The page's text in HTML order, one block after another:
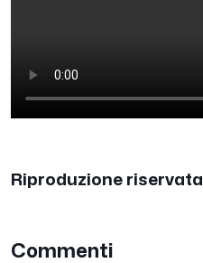
Riproduzione riservata
Commenti